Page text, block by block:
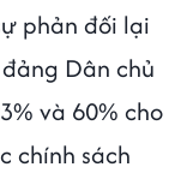
phản đối lại
Dân chủ
và 60% cho
chính sách